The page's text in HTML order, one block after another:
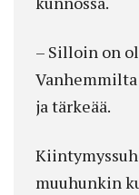
– Silloin on
ja tärkeää.
muuhunkin